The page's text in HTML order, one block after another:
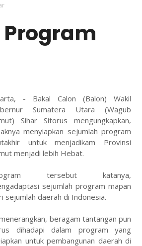
Program
- Bakal Calon (Balon) Wakil
Sumatera Utara (Wagub
Sihar Sitorus mengungkapkan,
menyiapkan sejumlah program
untuk menjadikam Provinsi
menjadi lebih Hebat.
tersebut katanya,
sejumlah program mapan
sejumlah daerah di Indonesia.
beragam tantangan pun
dihadapi dalam program yang
untuk pembangunan daerah di